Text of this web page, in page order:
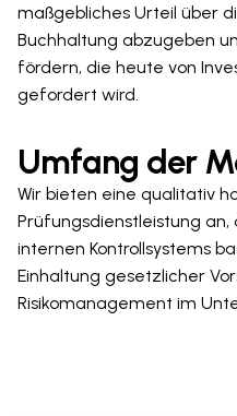
maßgebliches Urteil über
Buchhaltung abzugeben
fördern, die heute von
gefordert wird.
Umfang der
Wir bieten eine qualitativ
Prüfungsdienstleistung
internen Kontrollsystems
Einhaltung gesetzlicher
Risikomanagement im